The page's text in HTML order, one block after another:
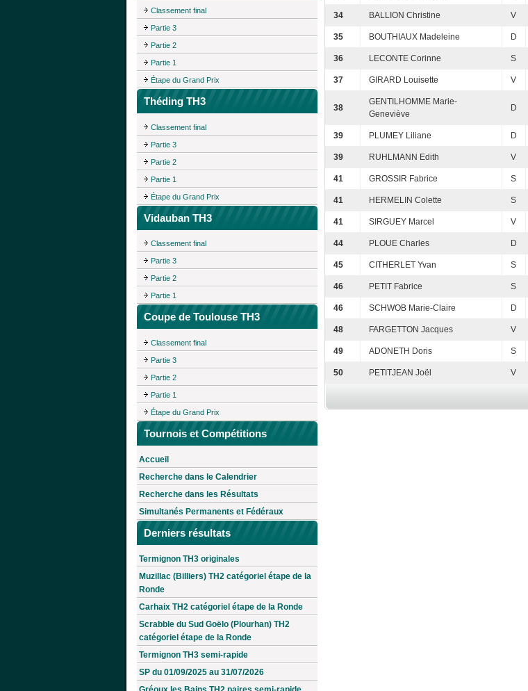
Classement final
Partie 3
Partie 2
Partie 1
Étape du Grand Prix
Théding TH3
Classement final
Partie 3
Partie 2
Partie 1
Étape du Grand Prix
Vidauban TH3
Classement final
Partie 3
Partie 2
Partie 1
Coupe de Toulouse TH3
Classement final
Partie 3
Partie 2
Partie 1
Étape du Grand Prix
Tournois et Compétitions
Accueil
Recherche dans le Calendrier
Recherche dans les Résultats
Simultanés Permanents et Fédéraux
Derniers résultats
Termignon TH3 originales
Muzillac (Billiers) TH2 catégoriel étape de la
Ronde
Carhaix TH2 catégoriel étape de la Ronde
Scrabble du Sud Goëlo (Plourhan) TH2
catégoriel étape de la Ronde
Termignon TH3 semi-rapide
SP du 01/09/2025 au 31/07/2026
34 BALLION Christine V
35 BOUTHIAUX Madeleine D
36 LECONTE Corinne S
37 GIRARD Louisette V
38
GENTILHOMME Marie-
Geneviève
D
39 PLUMEY Liliane D
39 RUHLMANN Edith V
41 GROSSIR Fabrice S
41 HERMELIN Colette S
41 SIRGUEY Marcel V
44 PLOUE Charles D
45 CITHERLET Yvan S
46 PETIT Fabrice S
46 SCHWOB Marie-Claire D
48 FARGETTON Jacques V
49 ADONETH Doris S
50 PETITJEAN Joël V